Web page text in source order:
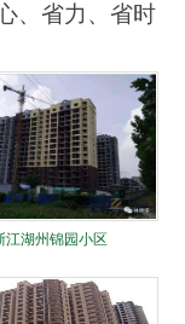
、省力、省时
江湖州锦园小区